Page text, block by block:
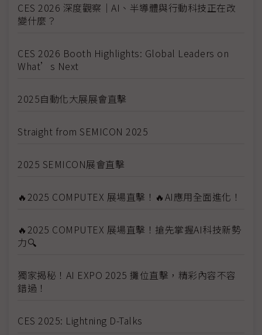
CES 2026 深度觀察｜AI、半導體與行動科技正在改
變什麼？
CES 2026 Booth Highlights: Global Leaders on
What’s Next
2025自動化大展展會直擊
Straight from SEMICON 2025
2025 SEMICON展會直擊
🔥2025 COMPUTEX 展場直擊！🔥AI應用全面進化！
🔥2025 COMPUTEX 展場直擊！搶先掌握AI科技新勢
力🔍
獨家揭秘！AI EXPO 2025 攤位直擊，精彩內容不容
錯過！
CES 2025: Lightning D-Talks